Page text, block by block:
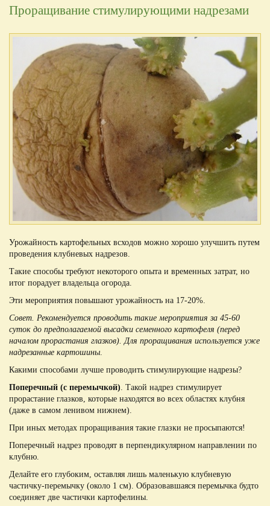
Проращивание стимулирующими надрезами
Урожайность картофельных всходов можно хорошо улучшить путем
проведения клубневых надрезов.
Такие способы требуют некоторого опыта и временных затрат, но
итог порадует владельца огорода.
Эти мероприятия повышают урожайность на 17-20%.
Совет. Рекомендуется проводить такие мероприятия за 45-60
суток до предполагаемой высадки семенного картофеля (перед
началом прорастания глазков). Для проращивания используется уже
надрезанные картошины
Какими способами лучше проводить стимулирующие надрезы?
Поперечный (с перемычкой) . Такой надрез стимулирует
прорастание глазков, которые находятся во всех областях клубня
(даже в самом ленивом нижнем).
При иных методах проращивания такие глазки не просыпаются!
Поперечный надрез проводят в перпендикулярном направлении по
клубню.
Делайте его глубоким, оставляя лишь маленькую клубневую
частичку-перемычку (около 1 см). Образовавшаяся перемычка будто
соединяет две частички картофелины.